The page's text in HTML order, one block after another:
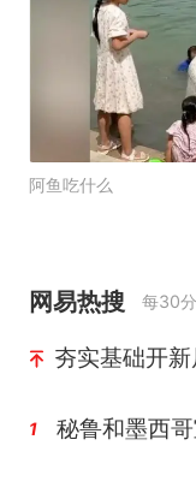
阿鱼吃什么
网易热搜 每30
夯实基础开新
1 秘鲁和墨西